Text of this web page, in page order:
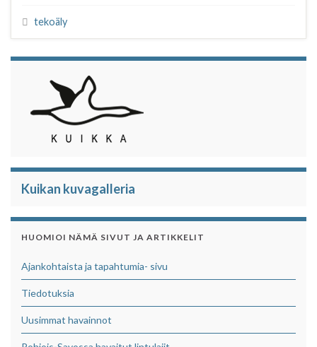
e
t
p
tekoäly
Kuikan kuvagalleria
HUOMIOI NÄMÄ SIVUT JA ARTIKKELIT
Ajankohtaista ja tapahtumia- sivu
Tiedotuksia
Uusimmat havainnot